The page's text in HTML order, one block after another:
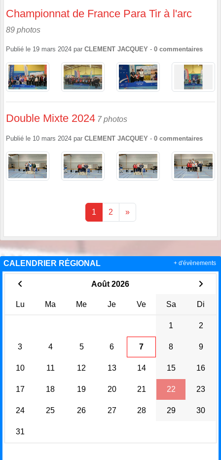
Championnat de France Para Tir à l'arc
89 photos
Publié le 19 mars 2024 par CLEMENT JACQUEY - 0 commentaires
Double Mixte 2024 7 photos
Publié le 10 mars 2024 par CLEMENT JACQUEY - 0 commentaires
1 2 »
CALENDRIER RÉGIONAL
Août 2026
Lu Ma Me Je Ve Sa Di
1 2
3 4 5 6 7 8 9
10 11 12 13 14 15 16
17 18 19 20 21 22 23
24 25 26 27 28 29 30
31
+ d'évènements